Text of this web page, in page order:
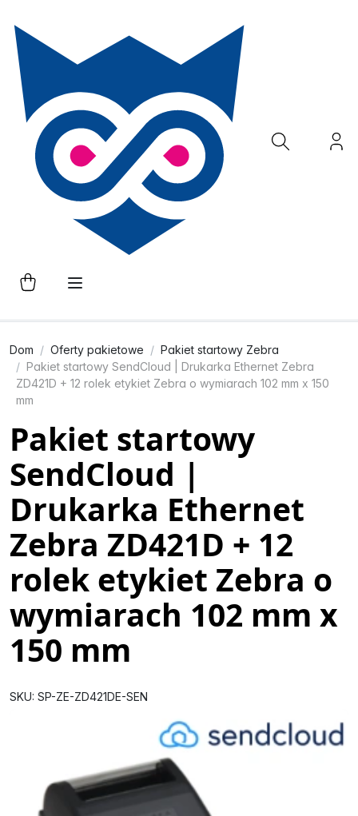
Dom Oferty pakietowe
Pakiet startowy Zebra
Pakiet startowy SendCloud | Drukarka Ethernet Zebra
ZD421D + 12 rolek etykiet Zebra o wymiarach 102 mm x 150
mm
Pakiet startowy
SendCloud |
Drukarka Ethernet
Zebra ZD421D + 12
rolek etykiet Zebra o
wymiarach 102 mm x
150 mm
SKU: SP-ZE-ZD421DE-SEN